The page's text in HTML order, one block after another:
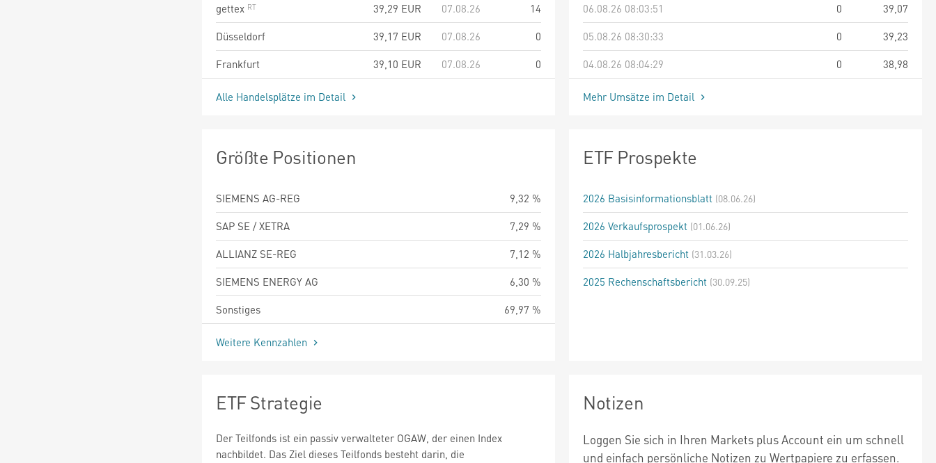
gettex
39,29 EUR 07.08.26
14
Düsseldorf
39,17 EUR 07.08.26
0
Frankfurt
39,10 EUR 07.08.26 0
Alle Handelsplätze im Detail
06.08.26 08:03:51
0
39,07
05.08.26 08:30:33
0
39,23
04.08.26 08:04:29
0 38,98
Mehr Umsätze im Detail
Größte Positionen
SIEMENS AG-REG
9,32 %
SAP SE / XETRA
7,29 %
ALLIANZ SE-REG
7,12 %
SIEMENS ENERGY AG
6,30 %
Sonstiges
69,97 %
Weitere Kennzahlen
ETF Prospekte
2026 Basisinformationsblatt (08.06.26)
2026 Verkaufsprospekt (01.06.26)
2026 Halbjahresbericht (31.03.26)
2025 Rechenschaftsbericht (30.09.25)
ETF Strategie
Der Teilfonds ist ein passiv verwalteter OGAW, der einen Index
nachbildet. Das Ziel dieses Teilfonds besteht darin, die
Notizen
Loggen Sie sich in Ihren Markets plus Account ein um schnell
und einfach persönliche Notizen zu Wertpapiere zu erfassen.